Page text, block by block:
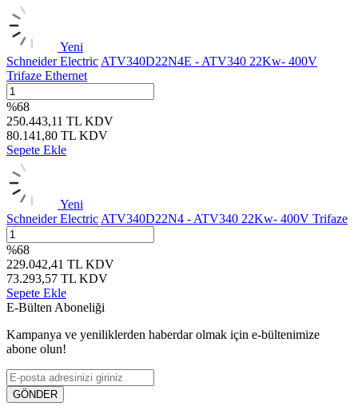
Yeni
Schneider Electric ATV340D22N4E - ATV340 22Kw- 400V
Trifaze Ethernet
%68
250.443,11 TL KDV
80.141,80 TL KDV
Sepete Ekle
Yeni
Schneider Electric ATV340D22N4 - ATV340 22Kw- 400V Trifaze
%68
229.042,41 TL KDV
73.293,57 TL KDV
Sepete Ekle
E-Bülten Aboneliği
Kampanya ve yeniliklerden haberdar olmak için e-bültenimize
abone olun!
GÖNDER